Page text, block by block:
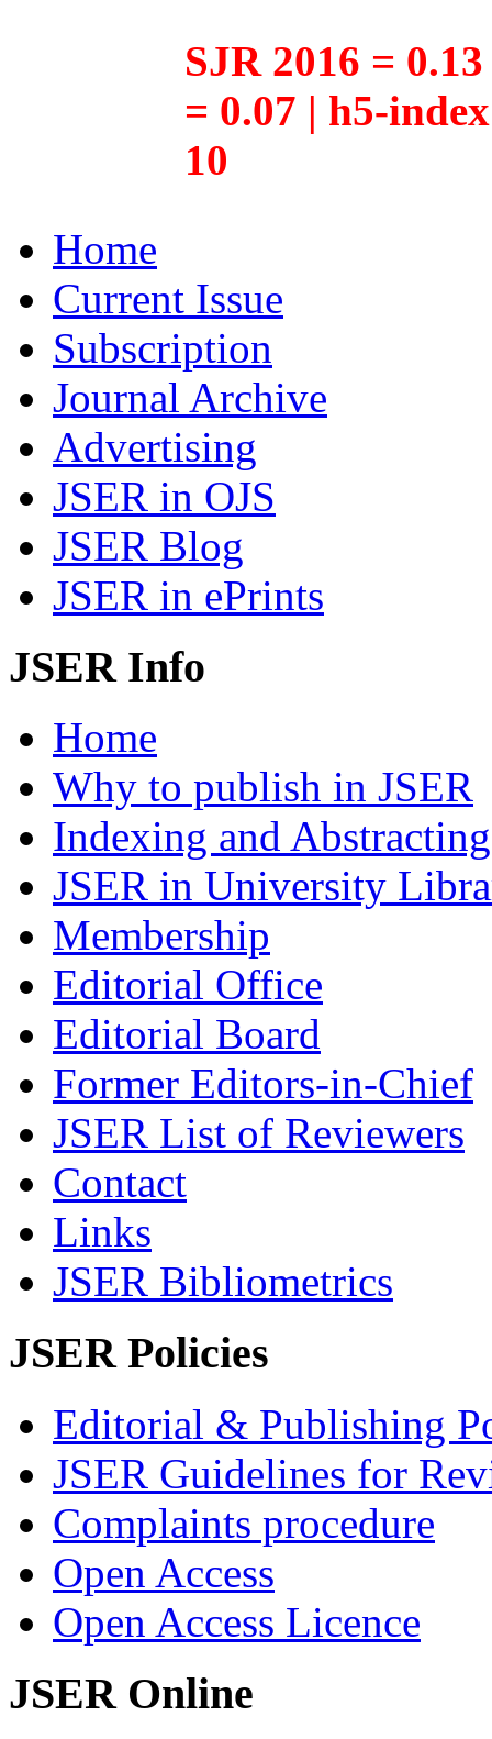
SJR 2016 =
= 0.07 | h5-
10
Home
Current Issue
Subscription
Journal Archive
Advertising
JSER in OJS
JSER Blog
JSER in ePrints
JSER Info
Home
Why to publish in JSER
Indexing and Abstracting
JSER in University
Membership
Editorial Office
Editorial Board
Former Editors-in-Chief
JSER List of Reviewers
Contact
Links
JSER Bibliometrics
JSER Policies
Editorial & Publishing
JSER Guidelines for
Complaints procedure
Open Access
Open Access Licence
JSER Online